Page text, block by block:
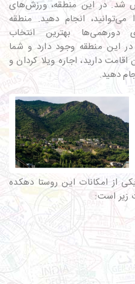
در سال 1396 تاسیس شد. در این منطقه، ورزش‌های
می‌توانید، انجام دهید. منطقه
دورهمی‌ها بهترین انتخاب
این منطقه وجود دارد و شما
دارید، اجاره ویلا کردان و
دهید.
از امکانات این روستا دهکده
زیر است: